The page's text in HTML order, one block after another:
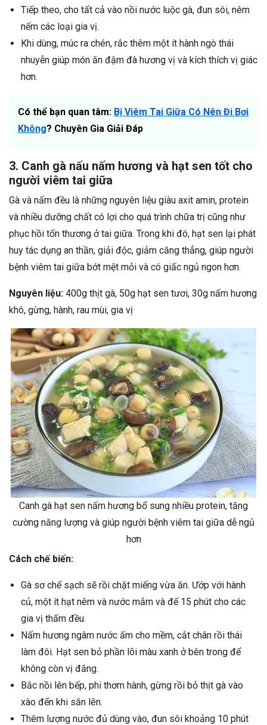
Tiếp theo, cho tất cả vào nồi nước luộc gà, đun sôi, nêm
nếm các loại gia vị.
Khi dùng, múc ra chén, rắc thêm một ít hành ngò thái
nhuyễn giúp món ăn đậm đà hương vị và kích thích vị giác
hơn.
Có thể bạn quan tâm: Bị Viêm Tai Giữa Có Nên Đi Bơi
Không? Chuyên Gia Giải Đáp
3. Canh gà nấu nấm hương và hạt sen tốt cho
người viêm tai giữa
Gà và nấm đều là những nguyên liệu giàu axit amin, protein
và nhiều dưỡng chất có lợi cho quá trình chữa trị cũng như
phục hồi tổn thương ở tai giữa. Trong khi đó, hạt sen lại phát
huy tác dụng an thần, giải độc, giảm căng thẳng, giúp người
bệnh viêm tai giữa bớt mệt mỏi và có giấc ngủ ngon hơn.
Nguyên liệu: 400g thịt gà, 50g hạt sen tươi, 30g nấm hương
khô, gừng, hành, rau mùi, gia vị
Canh gà hạt sen nấm hương bổ sung nhiều protein, tăng
cường năng lượng và giúp người bệnh viêm tai giữa dễ ngủ
hơn
Cách chế biến:
Gà sơ chế sạch sẽ rồi chặt miếng vừa ăn. Ướp với hành
củ, một ít hạt nêm và nước mắm và để 15 phút cho các
gia vị thấm đều.
Nấm hương ngâm nước ấm cho mềm, cắt chân rồi thái
làm đôi. Hạt sen bỏ phần lõi màu xanh ở bên trong để
không còn vị đắng.
Bắc nồi lên bếp, phi thơm hành, gừng rồi bỏ thịt gà vào
xào đến khi săn lên.
Thêm lượng nước đủ dùng vào, đun sôi khoảng 10 phút